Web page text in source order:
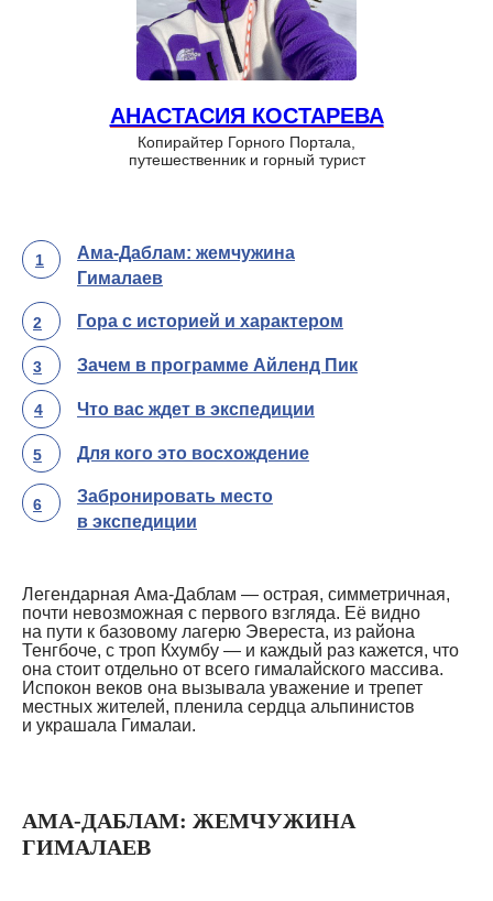
АНАСТАСИЯ КОСТАРЕВА
Копирайтер Горного Портала,
путешественник и горный турист
Гора с историей и характером
Зачем в программе Айленд Пик
Что вас ждет в экспедиции
Ама-Даблам: жемчужина
Гималаев
1
2
3
4
Для кого это восхождение
5
Забронировать место
в экспедиции
6
Легендарная Ама-Даблам — острая, симметричная,
почти невозможная с первого взгляда. Её видно
на пути к базовому лагерю Эвереста, из района
Тенгбоче, с троп Кхумбу — и каждый раз кажется, что
она стоит отдельно от всего гималайского массива.
Испокон веков она вызывала уважение и трепет
местных жителей, пленила сердца альпинистов
и украшала Гималаи.
АМА-ДАБЛАМ: ЖЕМЧУЖИНА
ГИМАЛАЕВ